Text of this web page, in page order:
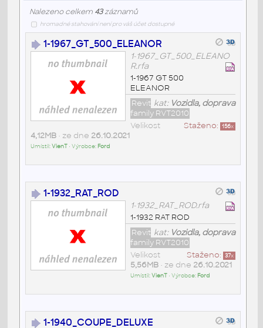
Nalezeno celkem 43záznamů
hromadné stahování není pro váš účet dostupné
1-1967_GT_500_ELEANOR
1-1967_GT_500_ELEANO
R.rfa
1-1967 GT 500
ELEANOR
kat: Vozidla, doprava
Revit
family RVT2010
Staženo: 156x
Velikost
4,12MB• ze dne 26.10.2021
Umístil:VienT• Výrobce: Ford
1-1932_RAT_ROD
1-1932_RAT_ROD.rfa
1-1932 RAT ROD
kat: Vozidla, doprava
Revit
family RVT2010
Staženo: 37x
Velikost
5,56MB• ze dne 26.10.2021
Umístil:VienT• Výrobce: Ford
1-1940_COUPE_DELUXE